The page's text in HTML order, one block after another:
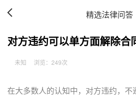
精选法律问答
对方违约可以单方面解除合
未知 浏览： 249次
在大多数人的认知中，对方违约，不